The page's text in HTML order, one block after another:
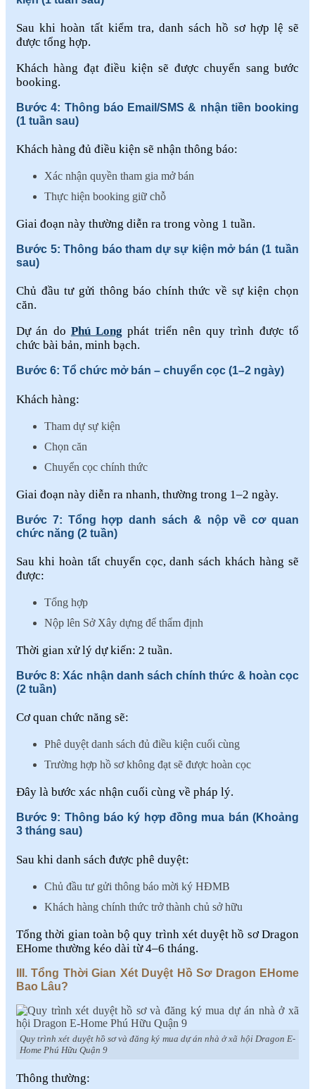
Sau khi hoàn tất kiểm tra, danh sách hồ sơ hợp lệ sẽ
được tổng hợp.
Khách hàng đạt điều kiện sẽ được chuyển sang bước
booking.
Bước 4: Thông báo Email/SMS & nhận tiền booking
(1 tuần sau)
Khách hàng đủ điều kiện sẽ nhận thông báo:
Xác nhận quyền tham gia mở bán
Thực hiện booking giữ chỗ
Giai đoạn này thường diễn ra trong vòng 1 tuần.
Bước 5: Thông báo tham dự sự kiện mở bán (1 tuần
sau)
Chủ đầu tư gửi thông báo chính thức về sự kiện chọn
căn.
Dự án do Phú Long phát triển nên quy trình được tổ
chức bài bản, minh bạch.
Bước 6: Tổ chức mở bán – chuyển cọc (1–2 ngày)
Khách hàng:
Tham dự sự kiện
Chọn căn
Chuyển cọc chính thức
Giai đoạn này diễn ra nhanh, thường trong 1–2 ngày.
Bước 7: Tổng hợp danh sách & nộp về cơ quan
chức năng (2 tuần)
Sau khi hoàn tất chuyển cọc, danh sách khách hàng sẽ
được:
Tổng hợp
Nộp lên Sở Xây dựng để thẩm định
Thời gian xử lý dự kiến: 2 tuần.
Bước 8: Xác nhận danh sách chính thức & hoàn cọc
(2 tuần)
Cơ quan chức năng sẽ:
Phê duyệt danh sách đủ điều kiện cuối cùng
Trường hợp hồ sơ không đạt sẽ được hoàn cọc
Đây là bước xác nhận cuối cùng về pháp lý.
Bước 9: Thông báo ký hợp đồng mua bán (Khoảng
3 tháng sau)
Sau khi danh sách được phê duyệt:
Chủ đầu tư gửi thông báo mời ký HĐMB
Khách hàng chính thức trở thành chủ sở hữu
Tổng thời gian toàn bộ quy trình xét duyệt hồ sơ Dragon
EHome thường kéo dài từ 4–6 tháng.
III. Tổng Thời Gian Xét Duyệt Hồ Sơ Dragon EHome
Bao Lâu?
Quy trình xét duyệt hồ sơ và đăng ký mua dự án nhà ở xã hội Dragon E-
Home Phú Hữu Quận 9
Thông thường: